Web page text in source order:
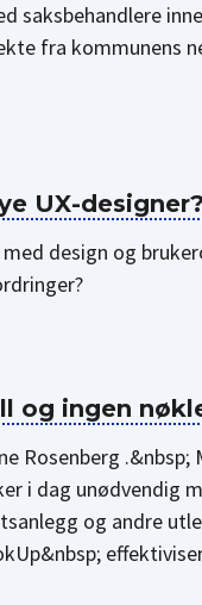
saksbehandlere
fra kommunens
UX-designer?
design og
og ingen
Rosenberg .&nbsp;
i dag unødvendig
og andre